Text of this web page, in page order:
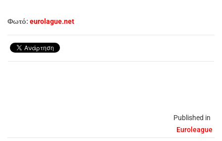
Published in
Euroleague
Φωτό: eurolague.net